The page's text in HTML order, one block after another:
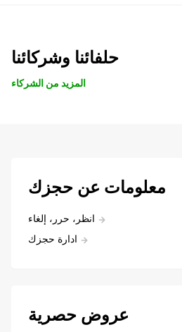
حلفائنا وشركائنا
المزيد من الشركاء
معلومات عن حجزك
انظر، حرر، إلغاء
ادارة حجزك
عروض حصرية